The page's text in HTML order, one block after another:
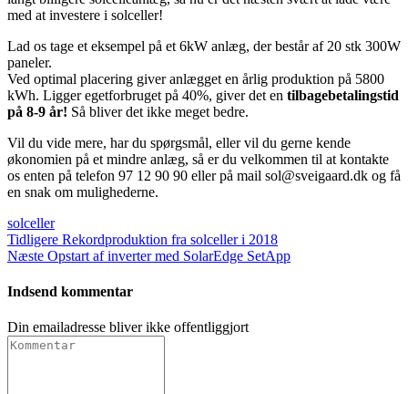
med at investere i solceller!
Lad os tage et eksempel på et 6kW anlæg, der består af 20 stk 300W
paneler.
Ved optimal placering giver anlægget en årlig produktion på 5800
kWh. Ligger egetforbruget på 40%, giver det en tilbagebetalingstid
på 8-9 år! Så bliver det ikke meget bedre.
Vil du vide mere, har du spørgsmål, eller vil du gerne kende
økonomien på et mindre anlæg, så er du velkommen til at kontakte
os enten på telefon 97 12 90 90 eller på mail sol@sveigaard.dk og få
en snak om mulighederne.
solceller
Indlægsnavigation
Tidligere Previous
post:
Rekordproduktion fra solceller i 2018
Næste Next
Opstart af inverter med SolarEdge SetApp
Indsend kommentar
Din emailadresse bliver ikke offentliggjort